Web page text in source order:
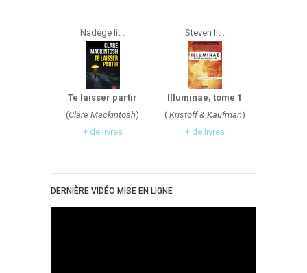
Nadège lit :
Te laisser partir
(Clare Mackintosh)
+ de livres
Steven lit :
Illuminae, tome 1
(Kristoff & Kaufman)
+ de livres
DERNIÈRE VIDÉO MISE EN LIGNE